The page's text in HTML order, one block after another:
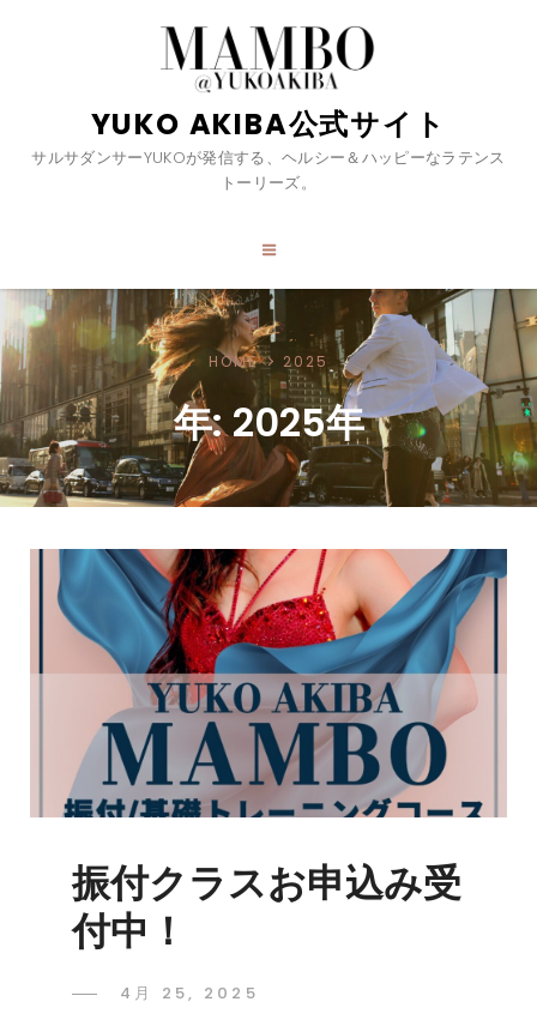
YUKO AKIBA公式サイト
サルサダンサーYUKOが発信する、ヘルシー＆ハッピーなラテンス
トーリーズ。
HOME 2025
年:2025年
振付クラスお申込み受
付中！
4月 25, 2025